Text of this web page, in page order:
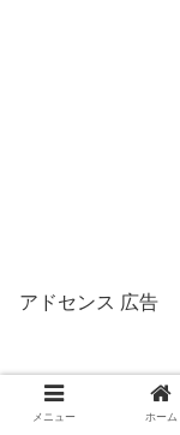
アドセンス 広告
メニュー ホーム